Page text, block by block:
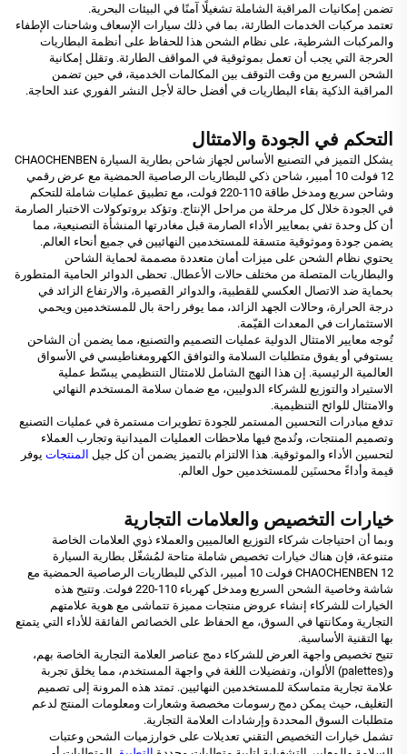
تضمن إمكانيات المراقبة الشاملة تشغيلًا آمنًا في البيئات البحرية.
تعتمد مركبات الخدمات الطارئة، بما في ذلك سيارات الإسعاف وشاحنات الإطفاء
والمركبات الشرطية، على نظام الشحن هذا للحفاظ على أنظمة البطاريات
الحرجة التي يجب أن تعمل بموثوقية في المواقف الطارئة. وتقلل إمكانية
الشحن السريع من وقت التوقف بين المكالمات الخدمية، في حين تضمن
المراقبة الذكية بقاء البطاريات في أفضل حالة لأجل النشر الفوري عند الحاجة.
التحكم في الجودة والامتثال
يشكل التميز في التصنيع الأساس لجهاز شاحن بطارية السيارة CHAOCHENBEN
12 فولت 10 أمبير، شاحن ذكي للبطاريات الرصاصية الحمضية مع عرض رقمي
وشاحن سريع ومدخل طاقة 110-220 فولت، مع تطبيق عمليات شاملة للتحكم
في الجودة خلال كل مرحلة من مراحل الإنتاج. وتؤكد بروتوكولات الاختبار الصارمة
أن كل وحدة تفي بمعايير الأداء الصارمة قبل مغادرتها المنشأة التصنيعية، مما
يضمن جودة وموثوقية متسقة للمستخدمين النهائيين في جميع أنحاء العالم.
يحتوي نظام الشحن على ميزات أمان متعددة مصممة لحماية الشاحن
والبطاريات المتصلة من مختلف حالات الأعطال. تحظى الدوائر الحامية المتطورة
بحماية ضد الاتصال العكسي للقطبية، والدوائر القصيرة، والارتفاع الزائد في
درجة الحرارة، وحالات الجهد الزائد، مما يوفر راحة بال للمستخدمين ويحمي
الاستثمارات في المعدات القيّمة.
تُوجه معايير الامتثال الدولية عمليات التصميم والتصنيع، مما يضمن أن الشاحن
يستوفي أو يفوق متطلبات السلامة والتوافق الكهرومغناطيسي في الأسواق
العالمية الرئيسية. إن هذا النهج الشامل للامتثال التنظيمي يبسّط عملية
الاستيراد والتوزيع للشركاء الدوليين، مع ضمان سلامة المستخدم النهائي
والامتثال للوائح التنظيمية.
تدفع مبادرات التحسين المستمر للجودة تطويرات مستمرة في عمليات التصنيع
وتصميم المنتجات، وتُدمج فيها ملاحظات العمليات الميدانية وتجارب العملاء
لتحسين الأداء والموثوقية. هذا الالتزام بالتميز يضمن أن كل جيل المنتجات يوفر
قيمة وأداءً محسنَين للمستخدمين حول العالم.
خيارات التخصيص والعلامات التجارية
وبما أن احتياجات شركاء التوزيع العالميين والعملاء ذوي العلامات الخاصة
متنوعة، فإن هناك خيارات تخصيص شاملة متاحة لمُشغّل بطارية السيارة
CHAOCHENBEN 12 فولت 10 أمبير، الذكي للبطاريات الرصاصية الحمضية مع
شاشة وخاصية الشحن السريع ومدخل كهرباء 110-220 فولت. وتتيح هذه
الخيارات للشركاء إنشاء عروض منتجات مميزة تتماشى مع هوية علامتهم
التجارية ومكانتها في السوق، مع الحفاظ على الخصائص الفائقة للأداء التي يتمتع
بها التقنية الأساسية.
تتيح تخصيص واجهة العرض للشركاء دمج عناصر العلامة التجارية الخاصة بهم،
و(palettes) الألوان، وتفضيلات اللغة في واجهة المستخدم، مما يخلق تجربة
علامة تجارية متماسكة للمستخدمين النهائيين. تمتد هذه المرونة إلى تصميم
التغليف، حيث يمكن دمج رسومات مخصصة وشعارات ومعلومات المنتج لدعم
متطلبات السوق المحددة وإرشادات العلامة التجارية.
تشمل خيارات التخصيص التقني تعديلات على خوارزميات الشحن وعتبات